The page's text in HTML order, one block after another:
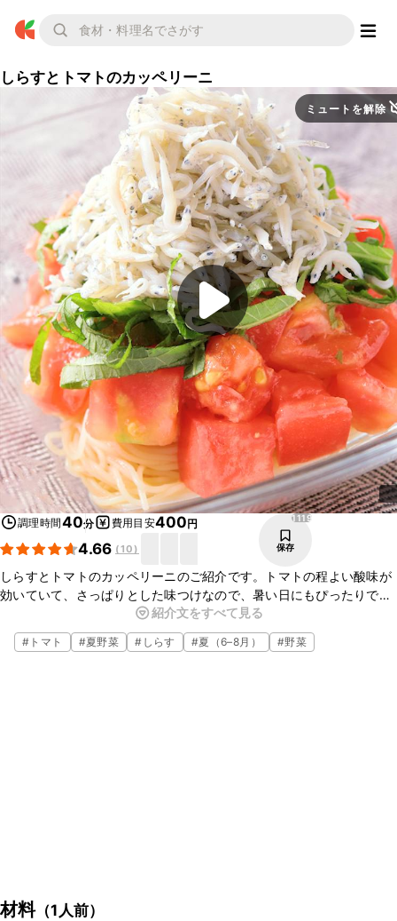
しらすとトマトのカッペリーニ
ミュートを解除
調理時間40分 費用目安400円
4.66 (10)
1119
保存
しらすとトマトのカッペリーニのご紹介です。トマトの程よい酸味が
効いていて、さっぱりとした味つけなので、暑い日にもぴったりです
よ。ぜひ作ってみてくださいね。紹介文をすべて見る
# トマト #夏野菜 # しらす #夏（6–8月） #野菜
材料（1人前）